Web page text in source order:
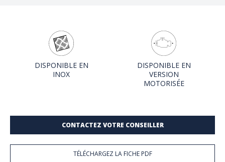
DISPONIBLE EN
INOX
DISPONIBLE EN
VERSION
MOTORISÉE
CONTACTEZ VOTRE CONSEILLER
TÉLÉCHARGEZ LA FICHE PDF